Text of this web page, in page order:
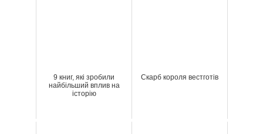
9 книг, які зробили
найбільший вплив на
історію
Скарб короля вестготів